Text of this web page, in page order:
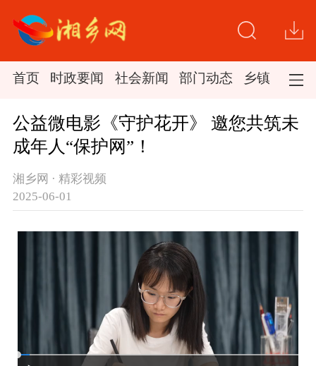
首页 时政要闻 社会新闻 部门动态 乡镇新闻
公益微电影《守护花开》 邀您共筑未
成年人“保护网”！
湘乡网 · 精彩视频
2025-06-01